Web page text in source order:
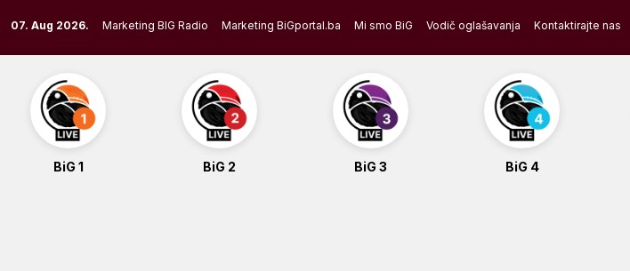
to
content
07. Aug 2026. Marketing BIG Radio Marketing BiGportal.ba Mi smo BiG Vodič oglašavanja Kontaktirajte nas
BiG 1 BiG 2 BiG 3 BiG 4